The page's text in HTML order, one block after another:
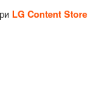
LG Content Store